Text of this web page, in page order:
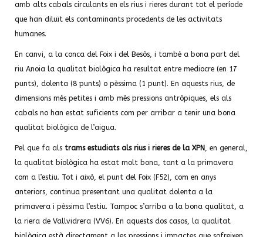
amb alts cabals circulants en els rius i rieres durant tot el període
que han diluït els contaminants procedents de les activitats
humanes.
En canvi, a la conca del Foix i del Besòs, i també a bona part del
riu Anoia la qualitat biològica ha resultat entre mediocre (en 17
punts), dolenta (8 punts) o pèssima (1 punt). En aquests rius, de
dimensions més petites i amb més pressions antròpiques, els als
cabals no han estat suficients com per arribar a tenir una bona
qualitat biològica de l’aigua.
Pel que fa als trams estudiats als rius i rieres de la XPN , en general,
la qualitat biològica ha estat molt bona, tant a la primavera
com a l’estiu. Tot i això, el punt del Foix (F52), com en anys
anteriors, continua presentant una qualitat dolenta a la
primavera i pèssima l’estiu. Tampoc s’arriba a la bona qualitat, a
la riera de Vallvidrera (VV6). En aquests dos casos, la qualitat